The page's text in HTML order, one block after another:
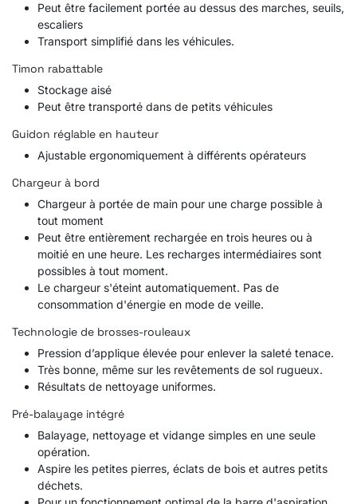
Peut être facilement portée au dessus des marches, seuils,
escaliers
Transport simplifié dans les véhicules.
Timon rabattable
Stockage aisé
Peut être transporté dans de petits véhicules
Guidon réglable en hauteur
Ajustable ergonomiquement à différents opérateurs
Chargeur à bord
Chargeur à portée de main pour une charge possible à
tout moment
Peut être entièrement rechargée en trois heures ou à
moitié en une heure. Les recharges intermédiaires sont
possibles à tout moment.
Le chargeur s'éteint automatiquement. Pas de
consommation d'énergie en mode de veille.
Technologie de brosses-rouleaux
Pression d’applique élevée pour enlever la saleté tenace.
Très bonne, même sur les revêtements de sol rugueux.
Résultats de nettoyage uniformes.
Pré-balayage intégré
Balayage, nettoyage et vidange simples en une seule
opération.
Aspire les petites pierres, éclats de bois et autres petits
déchets.